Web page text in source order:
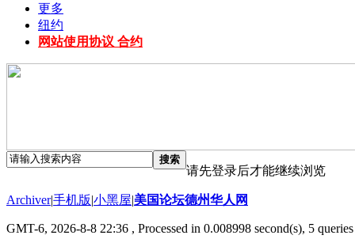
更多
纽约
网站使用协议 合约
搜索
请先登录后才能继续浏览
Archiver|手机版|小黑屋|美国论坛德州华人网
GMT-6, 2026-8-8 22:36 , Processed in 0.008998 second(s), 5